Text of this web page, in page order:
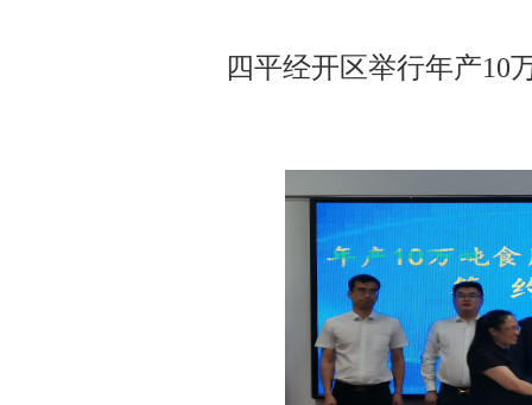
四平经开区举行年产10